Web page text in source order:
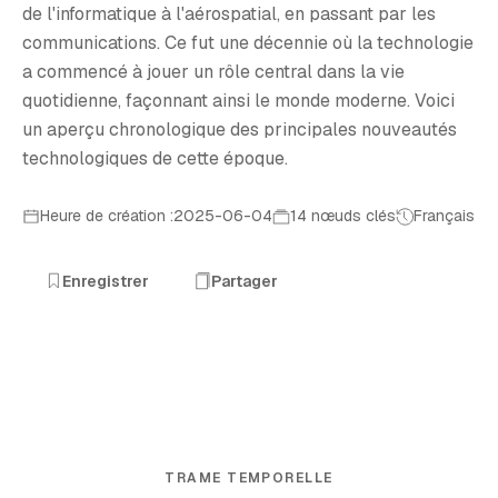
de l'informatique à l'aérospatial, en passant par les
communications. Ce fut une décennie où la technologie
a commencé à jouer un rôle central dans la vie
quotidienne, façonnant ainsi le monde moderne. Voici
un aperçu chronologique des principales nouveautés
technologiques de cette époque.
Heure de création :2025-06-04 14 nœuds clés Français
Enregistrer Partager
TRAME TEMPORELLE